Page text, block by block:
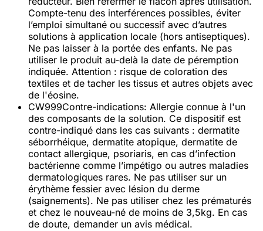
Compte-tenu des interférences possibles, éviter
l’emploi simultané ou successif avec d’autres
solutions à application locale (hors antiseptiques).
Ne pas laisser à la portée des enfants. Ne pas
utiliser le produit au-delà la date de péremption
indiquée. Attention : risque de coloration des
textiles et de tacher les tissus et autres objets avec
de l'éosine.
CW999Contre-indications: Allergie connue à l'un
des composants de la solution. Ce dispositif est
contre-indiqué dans les cas suivants : dermatite
séborrhéique, dermatite atopique, dermatite de
contact allergique, psoriaris, en cas d’infection
bactérienne comme l’impétigo ou autres maladies
dermatologiques rares. Ne pas utiliser sur un
érythème fessier avec lésion du derme
(saignements). Ne pas utiliser chez les prématurés
et chez le nouveau-né de moins de 3,5kg. En cas
de doute, demander un avis médical.